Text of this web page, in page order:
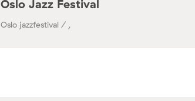
Oslo Jazz Festival
Oslo jazzfestival / ,